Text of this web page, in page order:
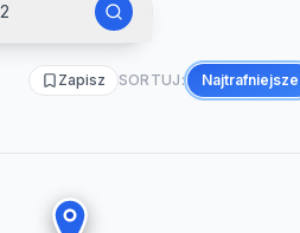
2
Zapisz SORTUJ: Najtrafniejsze